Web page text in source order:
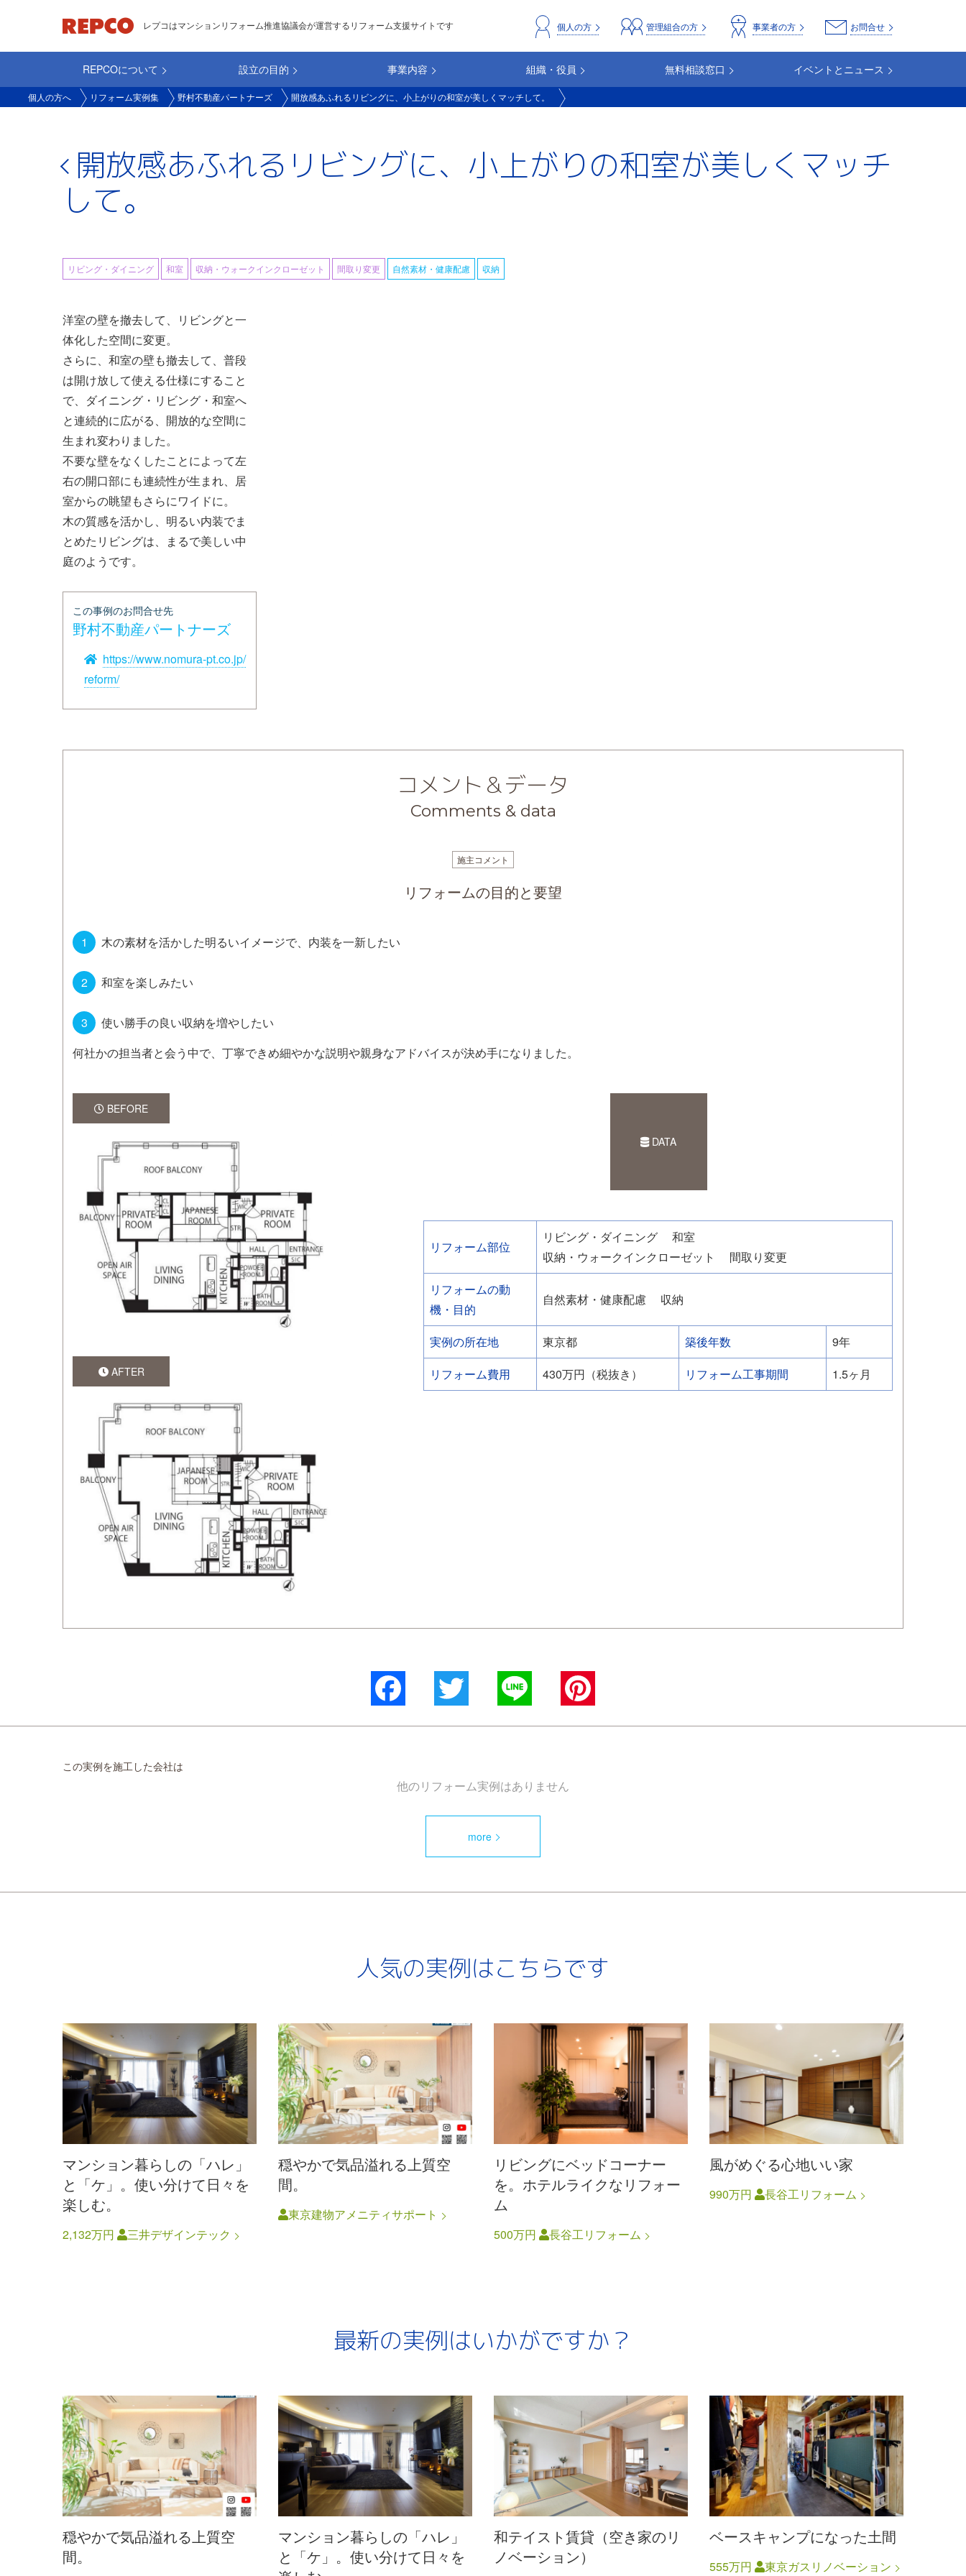
ン
ン
テ
レプコはマンションリフォーム推進協議会が運営するリフォーム支援サイトです header_repco お問合せ
事業者の方
管理組合の方
個人の方
main_repco
REPCOについて 設立の目的 事業内容 組織・役員 無料相談窓口 イベントとニュース
個人の方へ リフォーム実例集 野村不動産パートナーズ 開放感あふれるリビングに、小上がりの和室が美しくマッチして。
開放感あふれるリビングに、小上がりの和室が美しくマッチ
して。
自然素材・健康配慮 収納
リビング・ダイニング 和室 収納・ウォークインクローゼット 間取り変更
洋室の壁を撤去して、リビングと一
体化した空間に変更。
さらに、和室の壁も撤去して、普段
は開け放して使える仕様にすること
で、ダイニング・リビング・和室へ
と連続的に広がる、開放的な空間に
生まれ変わりました。
不要な壁をなくしたことによって左
右の開口部にも連続性が生まれ、居
室からの眺望もさらにワイドに。
木の質感を活かし、明るい内装でま
とめたリビングは、まるで美しい中
庭のようです。
この事例のお問合せ先
野村不動産パートナーズ
https://www.nomura-pt.co.jp/
reform/
コメント＆データ
Comments & data
施主コメント
リフォームの目的と要望
木の素材を活かした明るいイメージで、内装を一新したい
和室を楽しみたい
使い勝手の良い収納を増やしたい
何社かの担当者と会う中で、丁寧できめ細やかな説明や親身なアドバイスが決め手になりました。
BEFORE
AFTER
DATA
リフォーム部位
リビング・ダイニング
和室
収納・ウォークインクローゼット
間取り変更
リフォームの動
機・目的
自然素材・健康配慮 収納
実例の所在地 東京都 築後年数
9年
リフォーム費用
430万円（税抜き） リフォーム工事期間 1.5ヶ月
Facebook
この実例を施工した会社は
他のリフォーム実例はありません
more
人気の実例はこちらです
マンション暮らしの「ハレ」
と「ケ」。使い分けて日々を
楽しむ。
2,132万円 三井デザインテック
穏やかで気品溢れる上質空
間。
東京建物アメニティサポート
リビングにベッドコーナー
を。ホテルライクなリフォー
ム
500万円 長谷工リフォーム
風がめぐる心地いい家
990万円 長谷工リフォーム
最新の実例はいかがですか？
穏やかで気品溢れる上質空
間。
マンション暮らしの「ハレ」
と「ケ」。使い分けて日々を
和テイスト賃貸（空き家のリ
ノベーション）
ベースキャンプになった土間
555万円 東京ガスリノベーション